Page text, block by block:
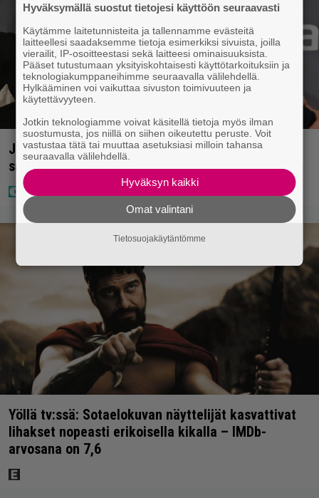
Jani Sieviseltä harvinainen kuva – ”Kaikki lapset
samaan aikaan”
Yöllä tv:ssä: Sotaelokuvan näyttelijät kasvattivat
lihakset nopeasti erikoisella kikalla – IMDb-
arvosana on 7,6
Hyväksymällä suostut tietojesi käyttöön seuraavasti
Käytämme laitetunnisteita ja tallennamme evästeitä
laitteellesi saadaksemme tietoja esimerkiksi sivuista, joilla
vierailit, IP-osoitteestasi sekä laitteesi ominaisuuksista.
Pääset tutustumaan yksityiskohtaisesti käyttötarkoituksiin ja
teknologiakumppaneihimme seuraavalla välilehdellä.
Hylkääminen voi vaikuttaa sivuston toimivuuteen ja
käytettävyyteen.
Jotkin teknologiamme voivat käsitellä tietoja myös ilman
suostumusta, jos niillä on siihen oikeutettu peruste. Voit
vastustaa tätä tai muuttaa asetuksiasi milloin tahansa
seuraavalla välilehdellä.
Hyväksyn kaikki
Omat valintani
Tietosuojakäytäntömme